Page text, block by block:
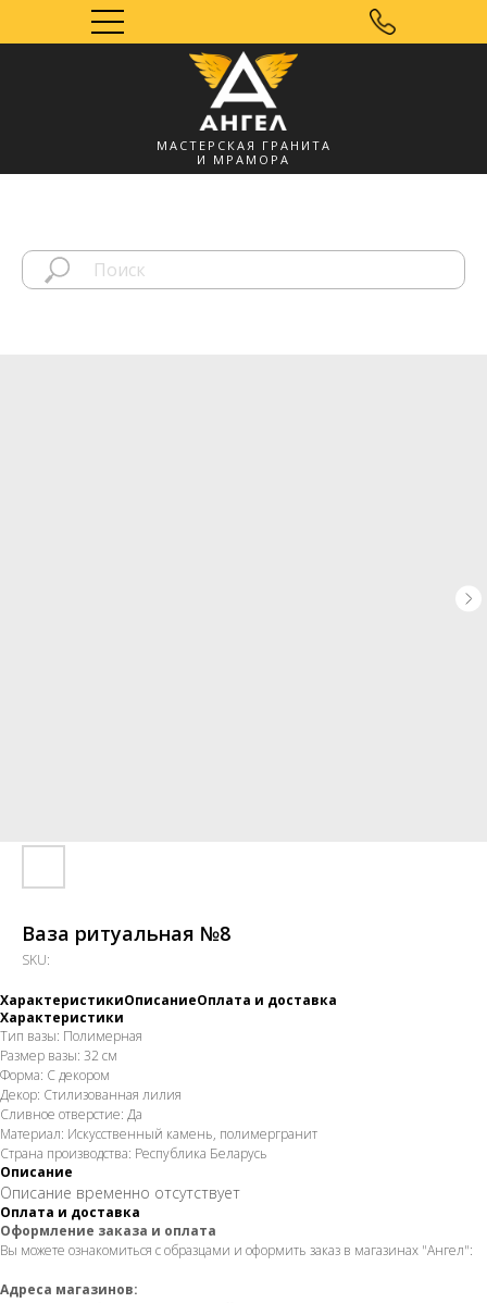
МАСТЕРСКАЯ ГРАНИТА
И МРАМОРА
Ваза ритуальная №8
SKU:
ХарактеристикиОписаниеОплата и доставка
Характеристики
Тип вазы: Полимерная
Размер вазы: 32 см
Форма: С декором
Декор: Стилизованная лилия
Сливное отверстие: Да
Материал: Искусственный камень, полимергранит
Страна производства: Республика Беларусь
Описание
Описание временно отсутствует
Оплата и доставка
Оформление заказа и оплата
Вы можете ознакомиться с образцами и оформить заказ в магазинах "Ангел":
Адреса магазинов: